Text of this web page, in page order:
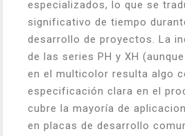
especializados, lo que se
significativo de tiempo
desarrollo de proyectos. La
de las series PH y XH
en el multicolor resulta algo
especificación clara en el
cubre la mayoría de
en placas de desarrollo